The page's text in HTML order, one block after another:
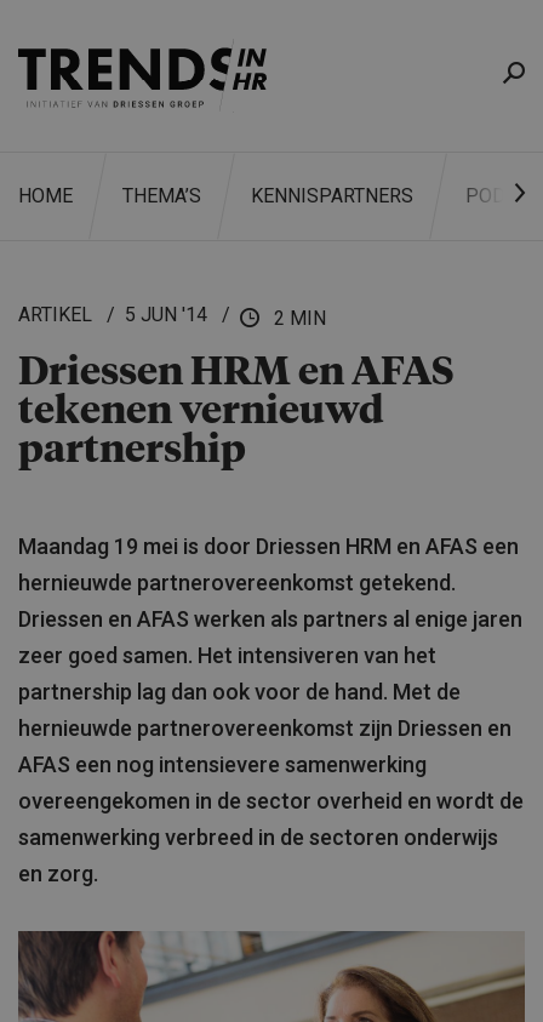
HOME THEMA’S KENNISPARTNERS
ZOEKEN
ARTIKEL 5 JUN '14 2 MIN
Driessen HRM en AFAS
tekenen vernieuwd
partnership
Maandag 19 mei is door Driessen HRM en AFAS een
hernieuwde partnerovereenkomst getekend.
Driessen en AFAS werken als partners al enige jaren
zeer goed samen. Het intensiveren van het
partnership lag dan ook voor de hand. Met de
hernieuwde partnerovereenkomst zijn Driessen en
AFAS een nog intensievere samenwerking
overeengekomen in de sector overheid en wordt de
samenwerking verbreed in de sectoren onderwijs
en zorg.